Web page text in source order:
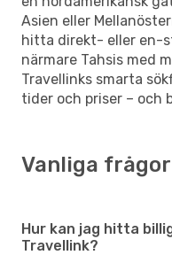
Asien eller
hitta direkt- eller en-
närmare Tahsis med
Travellinks smarta
tider och priser – och
Vanliga
Hur kan jag hitta
Travellink?